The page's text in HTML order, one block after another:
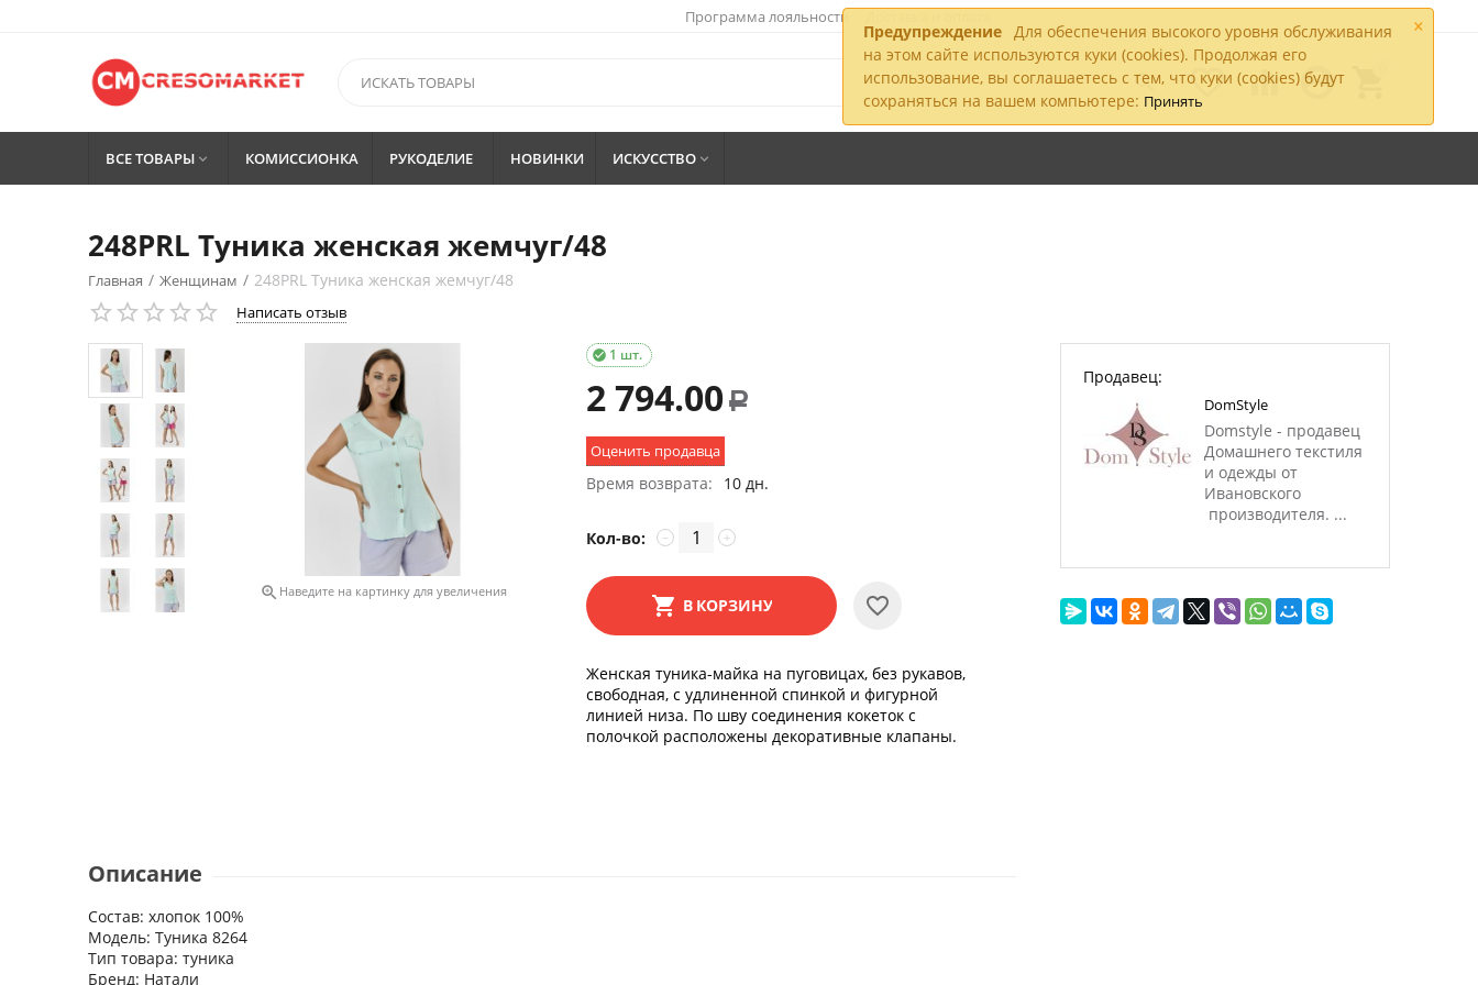
×
Предупреждение Для обеспечения высокого уровня обслуживания
на этом сайте используются куки (cookies). Продолжая его
использование, вы соглашаетесь с тем, что куки (cookies) будут
сохраняться на вашем компьютере: Принять
Программа лояльности

 

ВСЕ ТОВАРЫ  КОМИССИОНКА РУКОДЕЛИЕ НОВИНКИ ИСКУССТВО 
248PRL Туника женская жемчуг/48
Главная / Женщинам / 248PRL Туника женская жемчуг/48
Написать отзыв
 Наведите на картинку для увеличения
1 шт.

2 794.00 Р
Оценить продавца
Время возврата: 10 дн.
Кол-во: +
−
В КОРЗИНУ
Женская туника-майка на пуговицах, без рукавов,
свободная, с удлиненной спинкой и фигурной
линией низа. По шву соединения кокеток с
полочкой расположены декоративные клапаны.
Продавец:
DomStyle
Domstyle - продавец
Домашнего текстиля
и одежды от
Ивановского
производителя. ...
Описание
Состав: хлопок 100%
Модель: Туника 8264
Тип товара: туника
Бренд: Натали